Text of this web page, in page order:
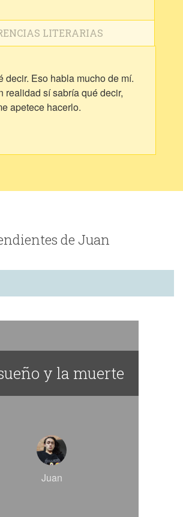
LITERARIAS
decir. Eso habla mucho de mí.
realidad sí sabría qué decir,
apetece hacerlo.
de Juan
y la muerte
Juan